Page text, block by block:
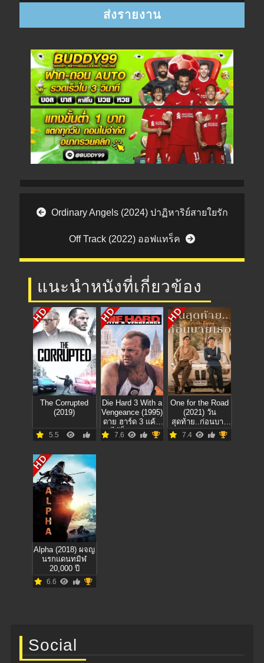
Post navigation
Ordinary Angels (2024) ปาฏิหาริย์สายใยรัก
Off Track (2022) ออฟแทร็ค
แนะนำหนังที่เกี่ยวข้อง
HD
The Corrupted
(2019)
5.5
HD
Die Hard 3 With a
Vengeance (1995)
ดาย ฮาร์ด 3 แค้น
ได้ก็ตายยาก
7.6
HD
One for the Road
(2021) วัน
สุดท้าย..ก่อนบาย
เธอ
7.4
HD
Alpha (2018) ผจญ
นรกแดนทมิฬ
20,000 ปี
6.6
Social